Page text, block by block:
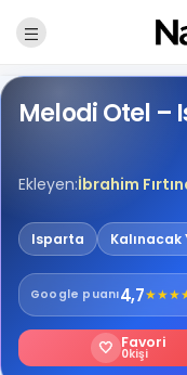
Melodi Otel –
Ekleyen:İbrahim
Isparta Kalınacak
Google puanı4,7★★★
🤍 Favori
0kişi